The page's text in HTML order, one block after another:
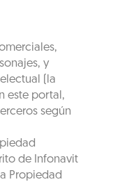
y
(la
este portal,
según
de Infonavit
Propiedad